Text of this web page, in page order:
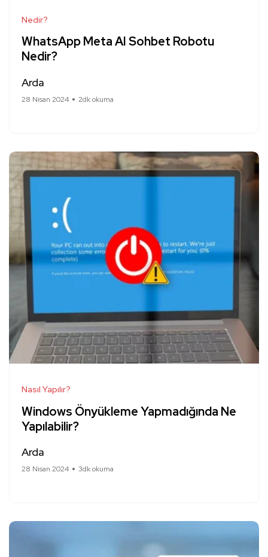
Nedir?
WhatsApp Meta AI Sohbet Robotu
Nedir?
Arda
28 Nisan 2024 2dk okuma
Nasıl Yapılır?
Windows Önyükleme Yapmadığında Ne
Yapılabilir?
Arda
28 Nisan 2024 3dk okuma